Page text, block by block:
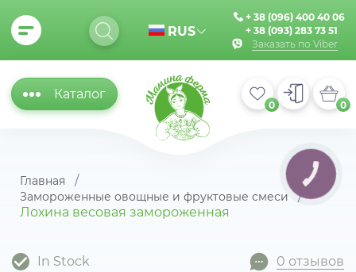
RUS
+ 38 (096) 400 40 06
+ 38 (093) 283 73 51
Заказать по Viber
Каталог
0 0
Главная
Замороженные овощные и фруктовые смеси
Лохина весовая замороженная
In Stock 0 отзывов
КНОПКА
ЗВ'ЯЗКУ